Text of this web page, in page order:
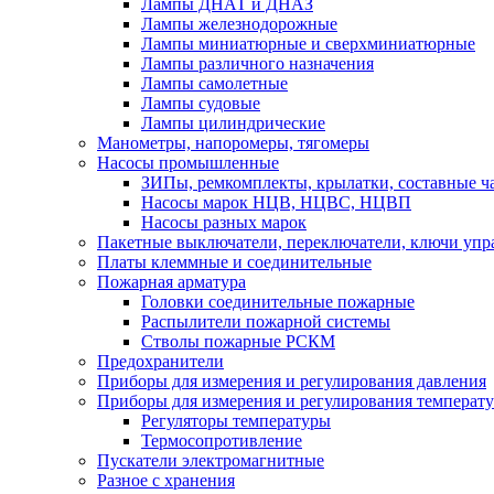
Лампы железнодорожные
Лампы миниатюрные и сверхминиатюрные
Лампы различного назначения
Лампы самолетные
Лампы судовые
Лампы цилиндрические
Манометры, напоромеры, тягомеры
Насосы промышленные
ЗИПы, ремкомплекты, крылатки, составные
Насосы марок НЦВ, НЦВС, НЦВП
Насосы разных марок
Пакетные выключатели, переключатели, ключи
Платы клеммные и соединительные
Пожарная арматура
Головки соединительные пожарные
Распылители пожарной системы
Стволы пожарные РСКМ
Предохранители
Приборы для измерения и регулирования давления
Приборы для измерения и регулирования
Регуляторы температуры
Термосопротивление
Пускатели электромагнитные
Разное с хранения